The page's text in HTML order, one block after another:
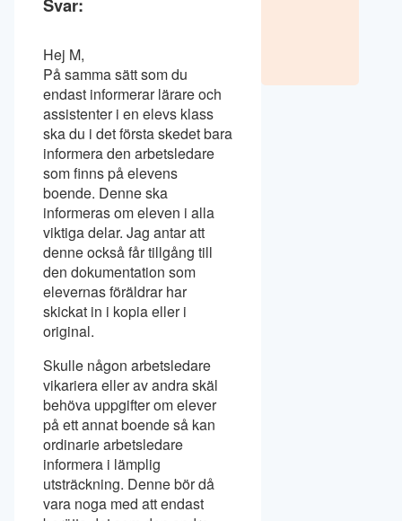
Hej M,
På samma sätt som du
endast informerar lärare och
assistenter i en elevs klass
ska du i det första skedet bara
informera den arbetsledare
som finns på elevens
boende. Denne ska
informeras om eleven i alla
viktiga delar. Jag antar att
denne också får tillgång till
den dokumentation som
elevernas föräldrar har
skickat in i kopia eller i
original.
Skulle någon arbetsledare
vikariera eller av andra skäl
behöva uppgifter om elever
på ett annat boende så kan
ordinarie arbetsledare
informera i lämplig
utsträckning. Denne bör då
vara noga med att endast